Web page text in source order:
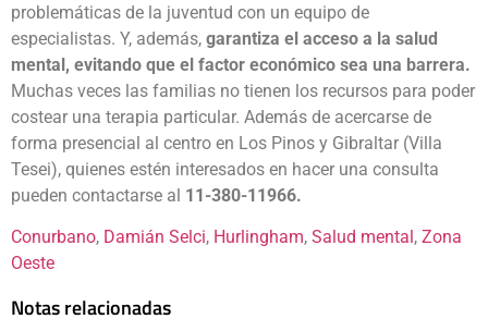
problemáticas de la juventud con un equipo de
especialistas. Y, además, garantiza el acceso a la salud
mental, evitando que el factor económico sea una barrera.
Muchas veces las familias no tienen los recursos para poder
costear una terapia particular. Además de acercarse de
forma presencial al centro en Los Pinos y Gibraltar (Villa
Tesei), quienes estén interesados en hacer una consulta
pueden contactarse al 11-380-11966.
Conurbano, Damián Selci, Hurlingham, Salud mental , Zona
Oeste
Notas relacionadas